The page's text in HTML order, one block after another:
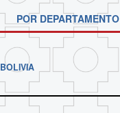
POR DEPARTAMENTO
BOLIVIA